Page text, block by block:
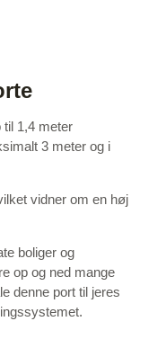
1,4 meter
3 meter og i
vidner om en høj
boliger og
op og ned mange
denne port til jeres